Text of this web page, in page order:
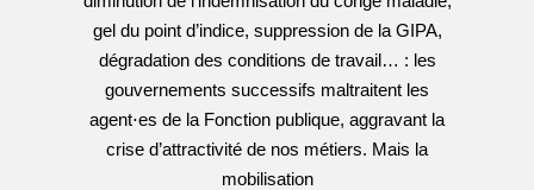
gel du point d’indice, suppression de la GIPA,
dégradation des conditions de travail… : les
gouvernements successifs maltraitent les
agent⋅es de la Fonction publique, aggravant la
crise d’attractivité de nos métiers. Mais la
mobilisation